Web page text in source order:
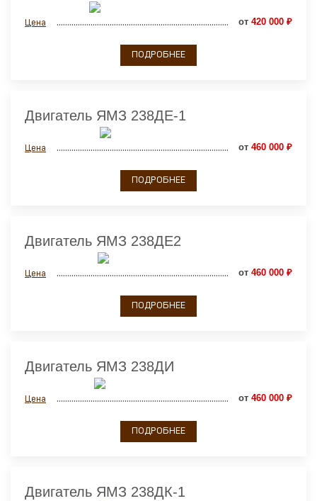
Цена от 420 000 ₽
ПОДРОБНЕЕ
Двигатель ЯМЗ 238ДЕ-1
Цена от 460 000 ₽
ПОДРОБНЕЕ
Двигатель ЯМЗ 238ДЕ2
Цена от 460 000 ₽
ПОДРОБНЕЕ
Двигатель ЯМЗ 238ДИ
Цена от 460 000 ₽
ПОДРОБНЕЕ
Двигатель ЯМЗ 238ДК-1